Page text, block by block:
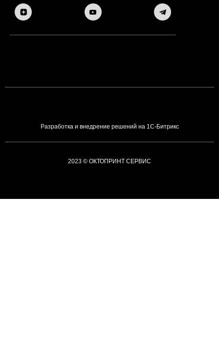
Разработка и внедрение решений на 1С-Битрикс
2023 © ОКТОПРИНТ СЕРВИС